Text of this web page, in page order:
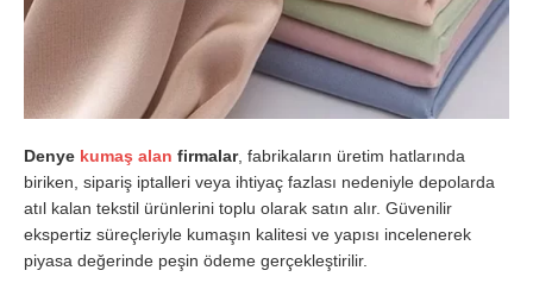
Denye kumaş alan firmalar, fabrikaların üretim hatlarında
biriken, sipariş iptalleri veya ihtiyaç fazlası nedeniyle depolarda
atıl kalan tekstil ürünlerini toplu olarak satın alır. Güvenilir
ekspertiz süreçleriyle kumaşın kalitesi ve yapısı incelenerek
piyasa değerinde peşin ödeme gerçekleştirilir.